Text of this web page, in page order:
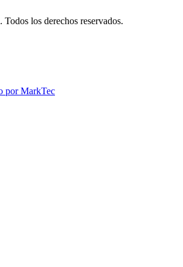
. Todos los derechos reservados.
por MarkTec